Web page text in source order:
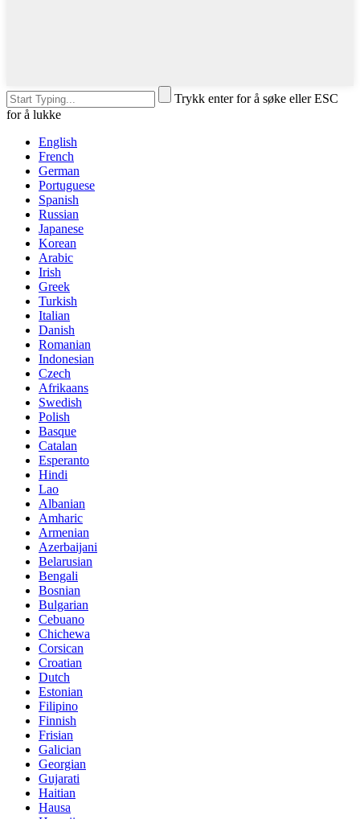
Trykk enter for å søke eller ESC
for å lukke
English
French
German
Portuguese
Spanish
Russian
Japanese
Korean
Arabic
Irish
Greek
Turkish
Italian
Danish
Romanian
Indonesian
Czech
Afrikaans
Swedish
Polish
Basque
Catalan
Esperanto
Hindi
Lao
Albanian
Amharic
Armenian
Azerbaijani
Belarusian
Bengali
Bosnian
Bulgarian
Cebuano
Chichewa
Corsican
Croatian
Dutch
Estonian
Filipino
Finnish
Frisian
Galician
Georgian
Gujarati
Haitian
Hausa